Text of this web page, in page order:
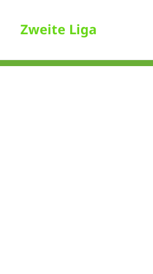
Zweite Liga